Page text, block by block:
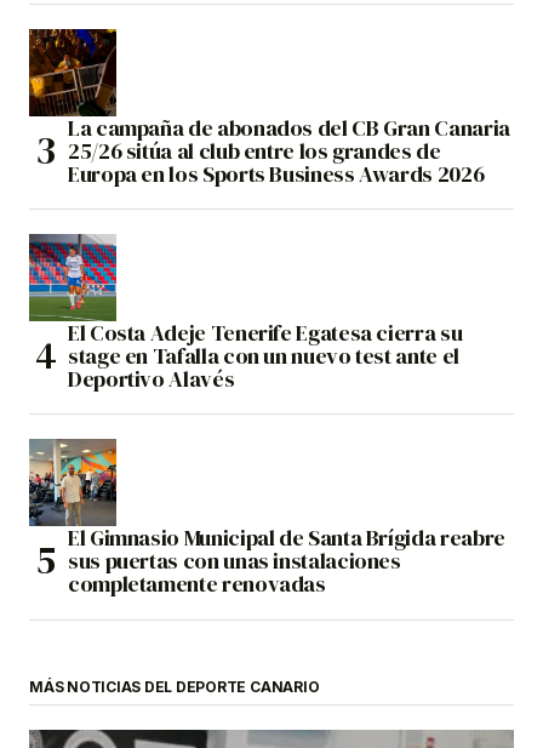
La campaña de abonados del CB Gran Canaria
25/26 sitúa al club entre los grandes de
Europa en los Sports Business Awards 2026
El Costa Adeje Tenerife Egatesa cierra su
stage en Tafalla con un nuevo test ante el
Deportivo Alavés
El Gimnasio Municipal de Santa Brígida reabre
sus puertas con unas instalaciones
completamente renovadas
MÁS NOTICIAS DEL DEPORTE CANARIO